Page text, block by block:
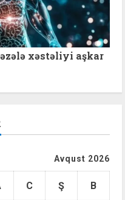
xəstəliyi aşkar
Avqust 2026
C Ş B